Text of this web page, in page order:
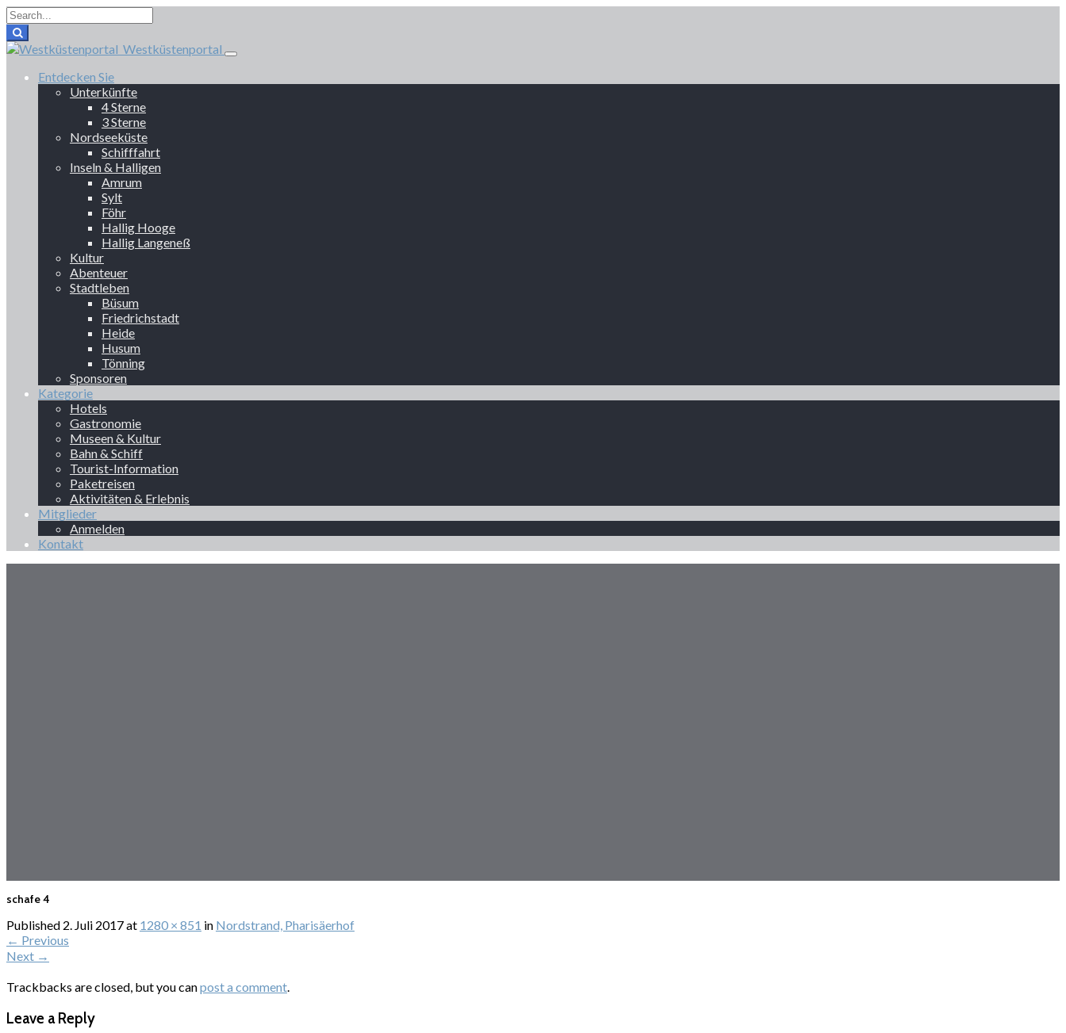
Westküstenportal
Entdecken Sie
Unterkünfte
4 Sterne
3 Sterne
Nordseeküste
Schifffahrt
Inseln & Halligen
Amrum
Sylt
Föhr
Hallig Hooge
Hallig Langeneß
Kultur
Abenteuer
Stadtleben
Büsum
Friedrichstadt
Heide
Husum
Tönning
Sponsoren
Kategorie
Hotels
Gastronomie
Museen & Kultur
Bahn & Schiff
Tourist-Information
Paketreisen
Aktivitäten & Erlebnis
Mitglieder
Anmelden
Kontakt
schafe 4
Published 2. Juli 2017at 1280 × 851 in Nordstrand, Pharisäerhof
← Previous
Next →
Trackbacks are closed, but you canpost a comment.
Leave a Reply